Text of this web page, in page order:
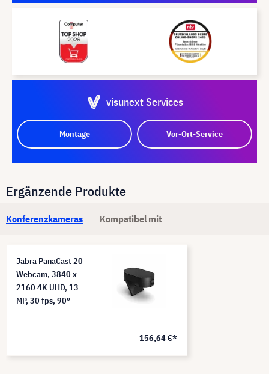
visunext Services
Montage Vor-Ort-Service
Ergänzende Produkte
Konferenzkameras Kompatibel mit
Jabra PanaCast 20
Webcam, 3840 x
2160 4K UHD, 13
MP, 30 fps, 90°
156,64 €*